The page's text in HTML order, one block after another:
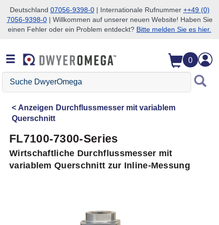
Zum Suchen überspringen
Zum Hauptinhalt überspringen
Zur Navigation überspringen
Deutschland 07056-9398-0| Internationale Rufnummer ++49 (0)
7056-9398-0| Willkommen auf unserer neuen Website! Haben Sie
einen Fehler oder ein Problem entdeckt? Bitte melden Sie es hier.
0
Suche
DwyerOmega
Anzeigen Durchflussmesser mit variablem
Querschnitt
FL7100-7300-Series
Wirtschaftliche Durchflussmesser mit
variablem Querschnitt zur Inline-Messung